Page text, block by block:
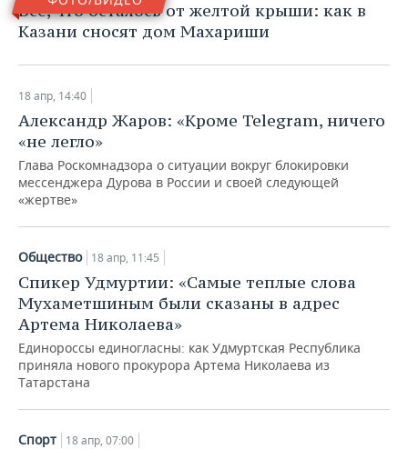
Все, что осталось от желтой крыши: как в
Казани сносят дом Махариши
18 апр, 14:40
Александр Жаров: «Кроме Telegram, ничего
«не легло»
Глава Роскомнадзора о ситуации вокруг блокировки
мессенджера Дурова в России и своей следующей
«жертве»
Общество 18 апр, 11:45
Спикер Удмуртии: «Самые теплые слова
Мухаметшиным были сказаны в адрес
Артема Николаева»
Единороссы единогласны: как Удмуртская Республика
приняла нового прокурора Артема Николаева из
Татарстана
Спорт 18 апр, 07:00